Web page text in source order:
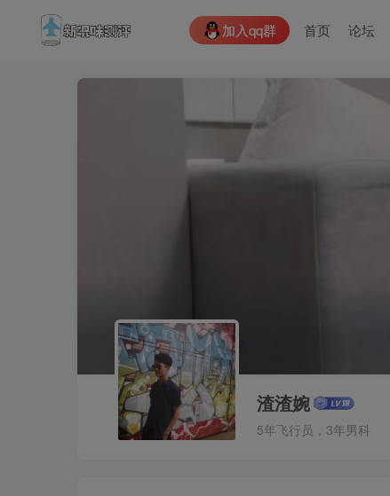
加入qq群 首页 论坛
渣渣婉
5年飞行员，3年男科